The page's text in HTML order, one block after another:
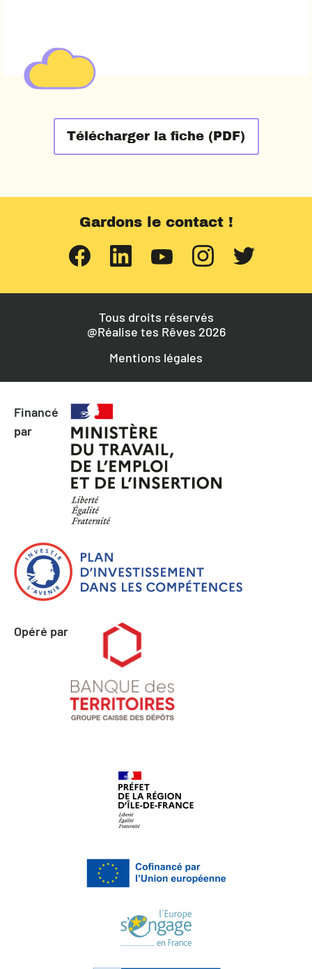
Télécharger la fiche (PDF)
Gardons le contact !
Tous droits réservés
@Réalise tes Rêves 2026
Mentions légales
Financé
par
Opéré par